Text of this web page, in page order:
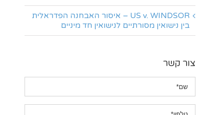
US v. WINDSOR – איסור האבחנה הפדראלית
בין נישואין מסורתיים לנישואין חד מיניים
צור קשר